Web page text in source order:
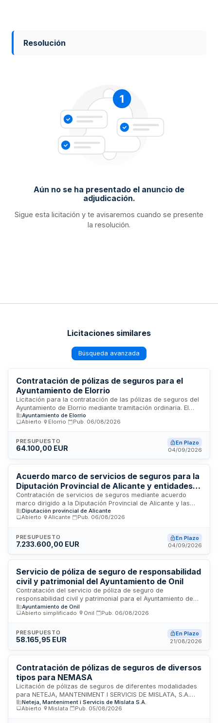
Resolución
Aún no se ha presentado el anuncio de
adjudicación.
Sigue esta licitación y te avisaremos cuando se presente
la resolución.
Licitaciones similares
Búsqueda avanzada
Contratación de pólizas de seguros para el
Ayuntamiento de Elorrio
Licitación para la contratación de las pólizas de seguros del
Ayuntamiento de Elorrio mediante tramitación ordinaria. El
contrato abarca cuatro lotes independientes:
responsabilidad civil y patrimonial frente a terceros, seguros
y seguro de responsabilidad civil de personal y autoridades.
La compañía adjudicataria deberá designar un agente o
asesoramiento y asistencia. Los licitadores pueden presentar
ofertas a uno o varios lotes, siendo obligatorio ofertar al
precio base o inferior.
Ayuntamiento de Elorrio
Abierto
Elorrio Pub. 06/08/2026
PRESUPUESTO
64.100,00 EUR
En Plazo
04/09/2026
Acuerdo marco de servicios de seguros para la
Diputación Provincial de Alicante y entidades
adheridas: responsabilidad civil, patrimonial y
daños materiales
Contratación de servicios de seguros mediante acuerdo
marco dirigido a la Diputación Provincial de Alicante y las
entidades u organismos públicos adheridos a su Central de
Contratación. El objeto comprende la cobertura de seguros
daños materiales. Este acuerdo marco permite a todas las
administraciones y organismos adheridos acceder a
facilitando la gestión del riesgo y la protección del
patrimonio público de manera coordinada y eficiente.
Diputación provincial de Alicante
Abierto
Alicante Pub. 06/08/2026
PRESUPUESTO
7.233.600,00 EUR
En Plazo
04/09/2026
Servicio de póliza de seguro de responsabilidad
civil y patrimonial del Ayuntamiento de Onil
Contratación del servicio de póliza de seguro de
responsabilidad civil y patrimonial para el Ayuntamiento de
Onil. La póliza ampara las consecuencias económicas
derivadas de responsabilidad civil general, patronal,
Ayuntamiento por acción u omisión a terceros en el ejercicio
de sus actividades y funciones. Se incluye la responsabilidad
vigente en materia de procedimiento administrativo.
Ayuntamiento de Onil
Abierto simplificado
Onil Pub. 06/08/2026
PRESUPUESTO
58.165,95 EUR
En Plazo
21/08/2026
Contratación de pólizas de seguros de diversos
tipos para NEMASA
Licitación de pólizas de seguros de diferentes modalidades
para NETEJA, MANTENIMENT I SERVICIS DE MISLATA, S.A.
(NEMASA), empresa de servicios de limpieza y
mantenimiento. El contrato comprende seis lotes
Neteja, Manteniment i Servicis de Mislata S.A.
Abierto
Mislata Pub. 05/08/2026